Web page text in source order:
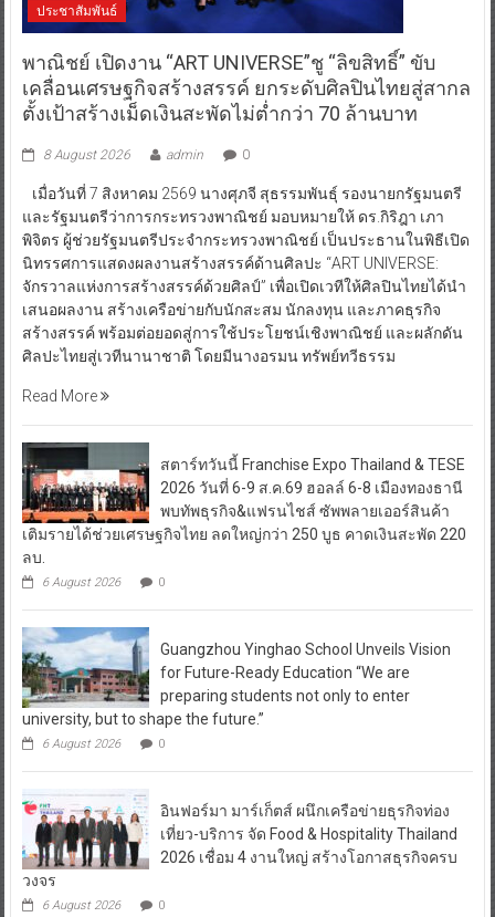
ประชาสัมพันธ์
พาณิชย์ เปิดงาน “ART UNIVERSE”ชู “ลิขสิทธิ์” ขับ
เคลื่อนเศรษฐกิจสร้างสรรค์ ยกระดับศิลปินไทยสู่สากล
ตั้งเป้าสร้างเม็ดเงินสะพัดไม่ต่ำกว่า 70 ล้านบาท
8 August 2026 admin 0
เมื่อวันที่ 7 สิงหาคม 2569 นางศุภจี สุธรรมพันธุ์ รองนายกรัฐมนตรี
และรัฐมนตรีว่าการกระทรวงพาณิชย์ มอบหมายให้ ดร.กิริฎา เภา
พิจิตร ผู้ช่วยรัฐมนตรีประจำกระทรวงพาณิชย์ เป็นประธานในพิธีเปิด
นิทรรศการแสดงผลงานสร้างสรรค์ด้านศิลปะ “ART UNIVERSE:
จักรวาลแห่งการสร้างสรรค์ด้วยศิลป์” เพื่อเปิดเวทีให้ศิลปินไทยได้นำ
เสนอผลงาน สร้างเครือข่ายกับนักสะสม นักลงทุน และภาคธุรกิจ
สร้างสรรค์ พร้อมต่อยอดสู่การใช้ประโยชน์เชิงพาณิชย์ และผลักดัน
ศิลปะไทยสู่เวทีนานาชาติ โดยมีนางอรมน ทรัพย์ทวีธรรม
Read More
สตาร์ทวันนี้ Franchise Expo Thailand & TESE
2026 วันที่ 6-9 ส.ค.69 ฮอลล์ 6-8 เมืองทองธานี
พบทัพธุรกิจ&แฟรนไชส์ ซัพพลายเออร์สินค้า
เติมรายได้ช่วยเศรษฐกิจไทย ลดใหญ่กว่า 250 บูธ คาดเงินสะพัด 220
ลบ.
6 August 2026 0
Guangzhou Yinghao School Unveils Vision
for Future-Ready Education “We are
preparing students not only to enter
university, but to shape the future.”
6 August 2026 0
อินฟอร์มา มาร์เก็ตส์ ผนึกเครือข่ายธุรกิจท่อง
เที่ยว-บริการ จัด Food & Hospitality Thailand
2026 เชื่อม 4 งานใหญ่ สร้างโอกาสธุรกิจครบ
วงจร
6 August 2026 0